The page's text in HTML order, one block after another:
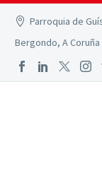
Parroquia de
Bergondo, A Coruña